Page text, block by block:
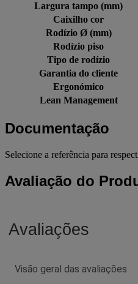
Largura tampo (mm)
Caixilho cor
Rodízio Ø (mm)
Rodízio piso
Tipo de rodízio
Garantia do cliente
Ergonómico
Lean Management
Documentação
Selecione a referência para
Avaliação do